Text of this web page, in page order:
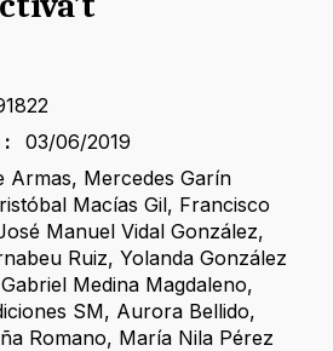
03/06/2019
Armas, Mercedes Garín
Macías Gil, Francisco
Manuel Vidal González,
Ruiz, Yolanda González
Gabriel Medina Magdaleno,
SM, Aurora Bellido,
Romano, María Nila Pérez